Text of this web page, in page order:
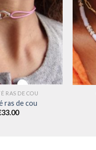
RAS DE COU
ras de cou
33.00